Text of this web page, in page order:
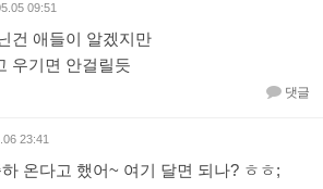
09:51
건 애들이 알겠지만
우기면 안걸릴듯
댓글
23:41
온다고 했어~ 여기 달면 되나? ㅎㅎ;